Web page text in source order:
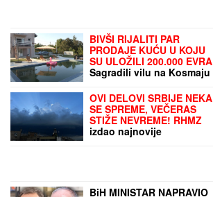
BIVŠI RIJALITI PAR
PRODAJE KUĆU U KOJU
SU ULOŽILI 200.000 EVRA
Sagradili vilu na Kosmaju
i pokrenuli biznis, a sada
im hitno treba novac: "To
je razlog prodaje"
OVI DELOVI SRBIJE NEKA
SE SPREME, VEČERAS
STIŽE NEVREME! RHMZ
izdao najnovije
upozorenje: Pljuštaće,
BiH MINISTAR NAPRAVIO